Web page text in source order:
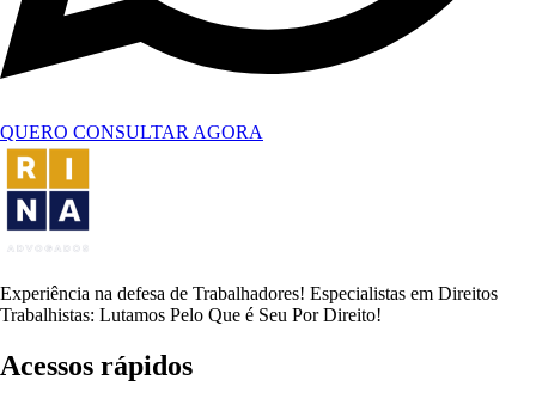
QUERO CONSULTAR AGORA
Experiência na defesa de Trabalhadores! Especialistas em Direitos
Trabalhistas: Lutamos Pelo Que é Seu Por Direito!
Acessos rápidos